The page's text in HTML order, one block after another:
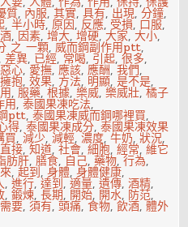
質, 內服,其實,具有, 出現,分鐘,
,半小時,原因, 反應, 受損, 口服,
, 因素,增大,增硬,大家,大小,
之 一顆,威而鋼副作用ptt,
差異, 已經, 常喝, 引起,很多,
惡心, 愛撫,應該,應酬,我們,
擁抱,效果, 方法, 明顯,是不是,
,服藥,根據,樂威,樂威壯,橘子
用,泰國果凍吃法,
ptt,泰國果凍威而鋼哪裡買,
得,泰國果凍成分,泰國果凍效果
買,減少,減輕,濃度,牛奶,狀況,
直接,知道,社會,細胞,經常,維它
肪肝,膳食, 自己,藥物,行為,
,起到,身體,身體健康,
,進行,達到,適量,遺傳,酒精,
,鍛煉,長期, 開始, 開水, 防范,
需要,須有,頭痛,食物,飲酒,體外